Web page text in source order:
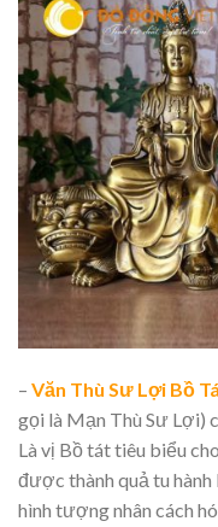
– Văn Thù Sư Lợi Bồ
gọi là Mạn Thù Sư Lợi)
Là vị Bồ tát tiêu biểu
được thành quả tu
hình tượng nhân cách